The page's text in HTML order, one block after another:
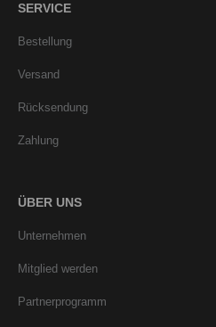
SERVICE
Bestellung
Versand
Rücksendung
Zahlung
ÜBER UNS
Unternehmen
Mitglied werden
Partnerprogramm